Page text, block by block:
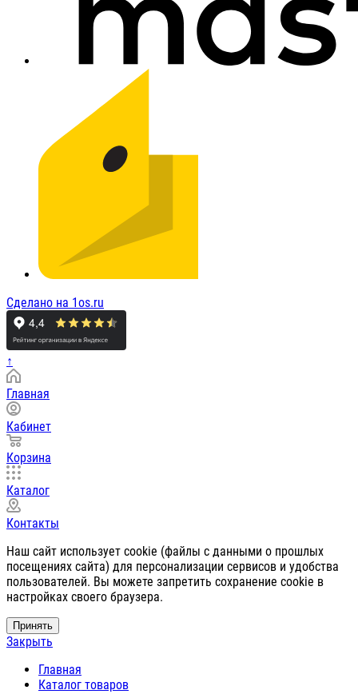
Сделано на 1os.ru
↑
Главная
Кабинет
Корзина
Каталог
Контакты
Наш сайт использует cookie (файлы с данными о прошлых
посещениях сайта) для персонализации сервисов и удобства
пользователей. Вы можете запретить сохранение cookie в
настройках своего браузера.
Принять
Закрыть
Главная
Каталог товаров